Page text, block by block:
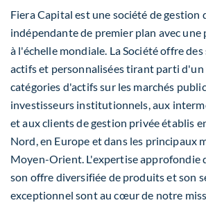
Fiera Capital est une société de gestion
indépendante de premier plan avec une
à l'échelle mondiale. La Société offre
actifs et personnalisées tirant parti d'un
catégories d'actifs sur les marchés
investisseurs institutionnels, aux
et aux clients de gestion privée établis
Nord, en Europe et dans les principaux
Moyen-Orient. L'expertise approfondie
son offre diversifiée de produits et son
exceptionnel sont au cœur de notre